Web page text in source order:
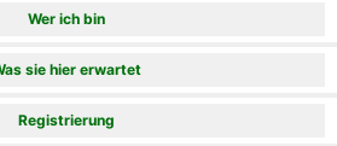
Wer ich bin
sie hier erwartet
Registrierung